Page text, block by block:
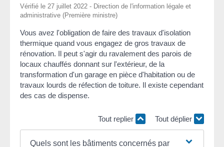
Vérifié le 27 juillet 2022 - Direction de l'information légale et
administrative (Première ministre)
Vous avez l'obligation de faire des travaux d'isolation
thermique quand vous engagez de gros travaux de
rénovation. Il peut s'agir du ravalement des parois de
locaux chauffés donnant sur l'extérieur, de la
transformation d'un garage en pièce d'habitation ou de
travaux lourds de réfection de toiture. Il existe cependant
des cas de dispense.
Tout replier Tout déplier
Quels sont les bâtiments concernés par